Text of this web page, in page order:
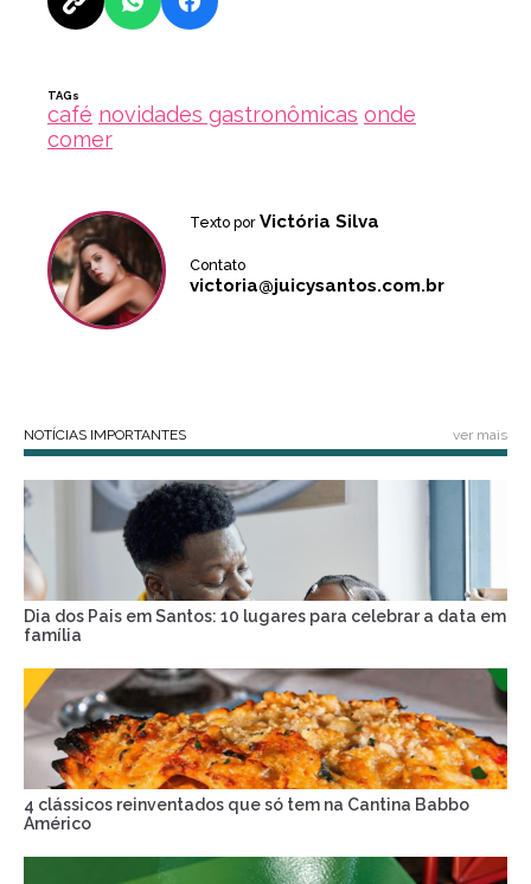
TAGs
café novidades gastronômicas onde
comer
Texto por Victória Silva
Contato
victoria@juicysantos.com.br
NOTÍCIAS IMPORTANTES ver mais
Dia dos Pais em Santos: 10 lugares para celebrar a data em
família
4 clássicos reinventados que só tem na Cantina Babbo
Américo